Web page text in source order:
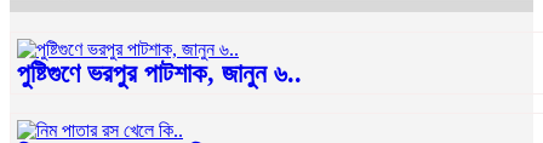
পুষ্টিগুণে ভরপুর পাটশাক, জানুন ৬..